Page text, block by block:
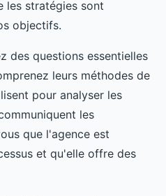
les stratégies sont
objectifs.
des questions essentielles
leurs méthodes de
pour analyser les
les
que l'agence est
et qu'elle offre des